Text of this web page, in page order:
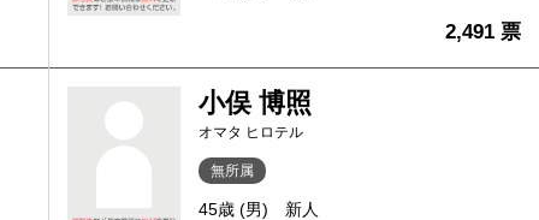
2,491 票
小俣 博照
オマタ ヒロテル
無所属
45歳 (男) 新人